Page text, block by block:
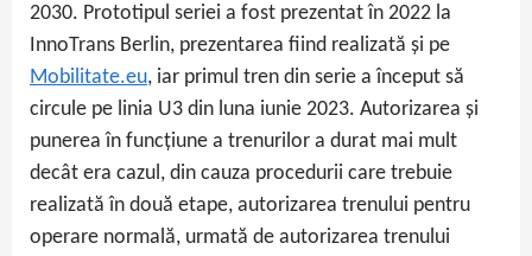
2030. Prototipul seriei a fost prezentat în 2022 la
InnoTrans Berlin, prezentarea fiind realizată și pe
Mobilitate.eu, iar primul tren din serie a început să
circule pe linia U3 din luna iunie 2023. Autorizarea și
punerea în funcțiune a trenurilor a durat mai mult
decât era cazul, din cauza procedurii care trebuie
realizată în două etape, autorizarea trenului pentru
operare normală, urmată de autorizarea trenului